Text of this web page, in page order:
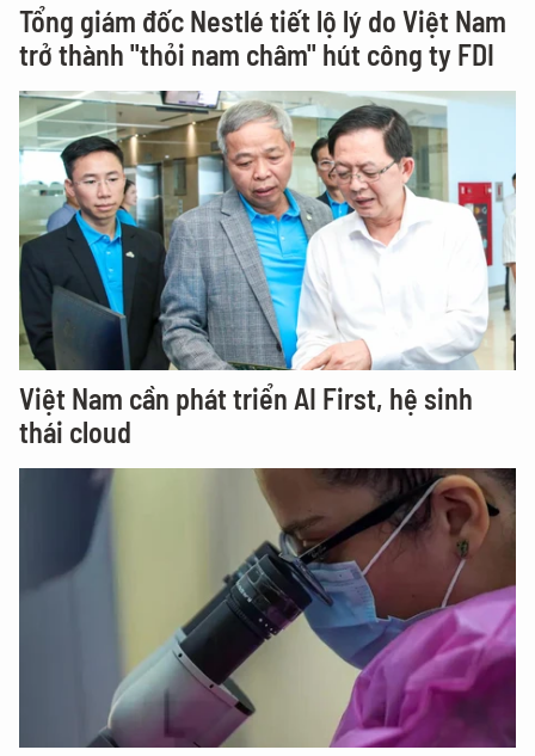
Tổng giám đốc Nestlé tiết lộ lý do Việt Nam
trở thành "thỏi nam châm" hút công ty FDI
Việt Nam cần phát triển AI First, hệ sinh
thái cloud